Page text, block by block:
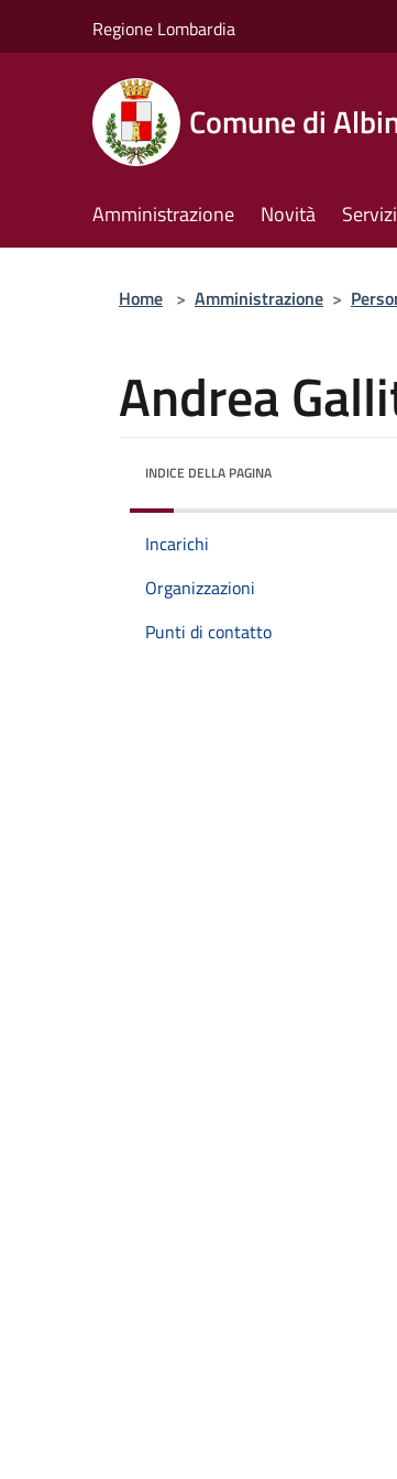
Regione Lombardia
Comune di
Amministrazione Novità Servizi
Home > Amministrazione >
Andrea
INDICE DELLA PAGINA
Incarichi
Organizzazioni
Punti di contatto